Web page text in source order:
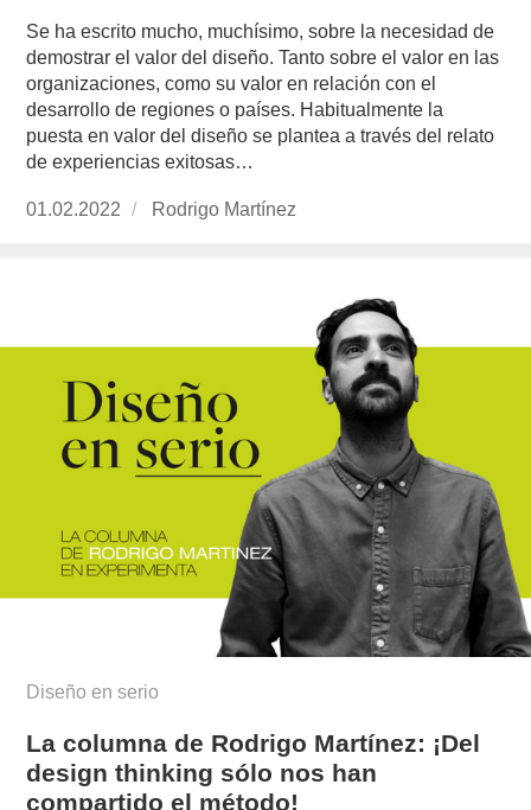
Se ha escrito mucho, muchísimo, sobre la necesidad de
demostrar el valor del diseño. Tanto sobre el valor en las
organizaciones, como su valor en relación con el
desarrollo de regiones o países. Habitualmente la
puesta en valor del diseño se plantea a través del relato
de experiencias exitosas…
Publicado
01.02.2022
https://www.experimenta.es/author/rodrigo-
Rodrigo Martínez
Diseño en serio
La columna de Rodrigo Martínez: ¡Del
design thinking sólo nos han
compartido el método!